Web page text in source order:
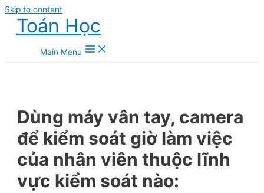
Skip to content
Toán Học
Main Menu
Dùng máy vân tay, camera
để kiểm soát giờ làm việc
của nhân viên thuộc lĩnh
vực kiểm soát nào: